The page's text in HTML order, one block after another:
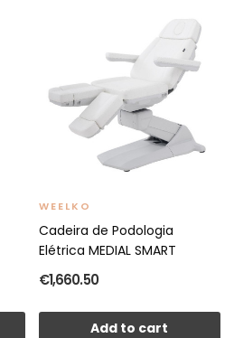
WEELKO
Cadeira de Podologia
Elétrica MEDIAL SMART
€1,660.50
Add to cart